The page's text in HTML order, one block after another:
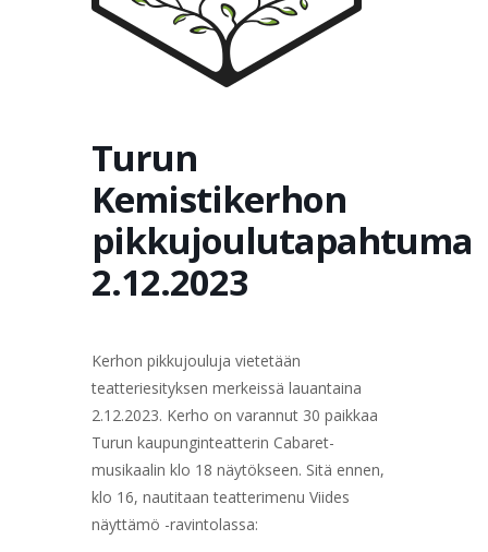
Turun
Kemistikerhon
pikkujoulutapahtuma
2.12.2023
Kerhon pikkujouluja vietetään
teatteriesityksen merkeissä lauantaina
2.12.2023. Kerho on varannut 30 paikkaa
Turun kaupunginteatterin Cabaret-
musikaalin klo 18 näytökseen. Sitä ennen,
klo 16, nautitaan teatterimenu Viides
näyttämö -ravintolassa: